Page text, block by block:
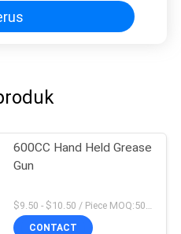
600CC Hand Held Grease
Gun
CONTACT